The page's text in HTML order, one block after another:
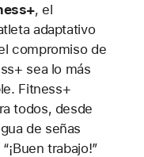
, el
adaptativo
compromiso de
sea lo más
Fitness+
todos, desde
de señas
trabajo!”